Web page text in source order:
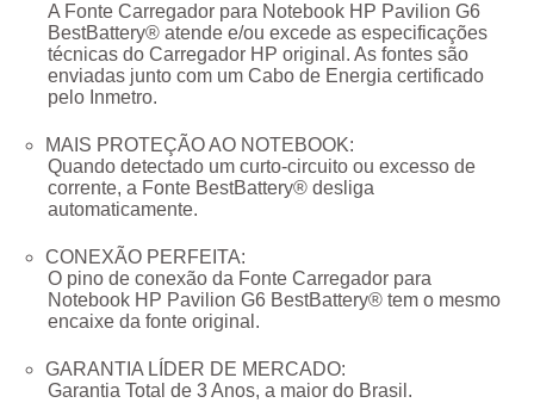
A Fonte Carregador para Notebook HP Pavilion G6
BestBattery® atende e/ou excede as especificações
técnicas do Carregador HP original. As fontes são
enviadas junto com um Cabo de Energia certificado
pelo Inmetro.
MAIS PROTEÇÃO AO NOTEBOOK:
Quando detectado um curto-circuito ou excesso de
corrente, a Fonte BestBattery® desliga
automaticamente.
CONEXÃO PERFEITA:
O pino de conexão da Fonte Carregador para
Notebook HP Pavilion G6 BestBattery® tem o mesmo
encaixe da fonte original.
GARANTIA LÍDER DE MERCADO:
Garantia Total de 3 Anos, a maior do Brasil.